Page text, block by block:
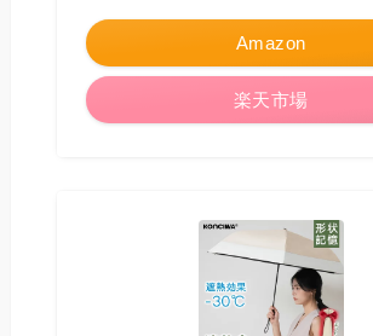
Amazon
楽天市場